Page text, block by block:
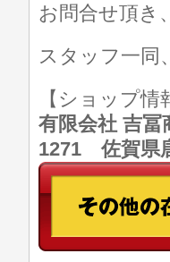
お問合せ頂き
スタッフ一同
【ショップ
有限会社 吉
1271 佐賀県